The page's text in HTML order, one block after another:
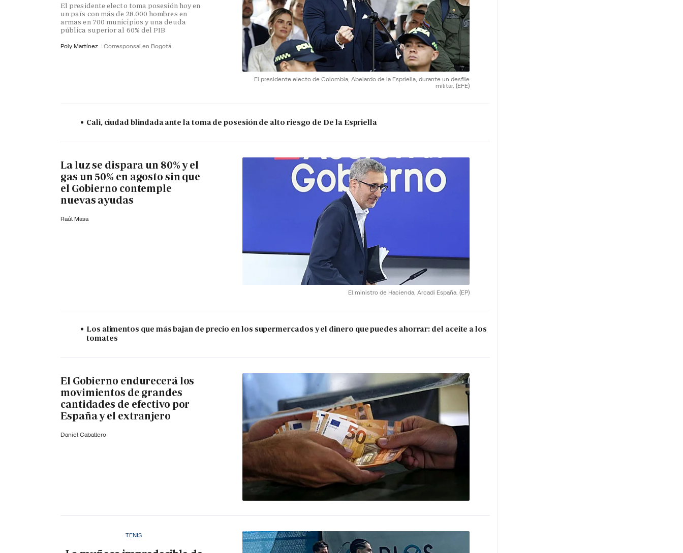
El presidente electo de Colombia, Abelardo de la Espriella, durante un desfile
militar. (EFE)
El presidente electo toma posesión hoy en
un país con más de 28.000 hombres en
armas en 700 municipios y una deuda
pública superior al 60% del PIB
Poly Martínez Corresponsal en Bogotá
Cali, ciudad blindada ante la toma de posesión de alto riesgo de De la Espriella
El ministro de Hacienda, Arcadi España. (EP)
La luz se dispara un 80% y el
gas un 50% en agosto sin que
el Gobierno contemple
nuevas ayudas
Raúl Masa
Los alimentos que más bajan de precio en los supermercados y el dinero que puedes ahorrar: del aceite a los
tomates
El Gobierno endurecerá los
movimientos de grandes
cantidades de efectivo por
España y el extranjero
Daniel Caballero
TENIS